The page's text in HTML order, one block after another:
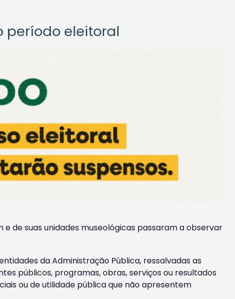
período eleitoral
de suas unidades museológicas passaram a observar
da Administração Pública, ressalvadas as
públicos, programas, obras, serviços ou resultados
ou de utilidade pública que não apresentem